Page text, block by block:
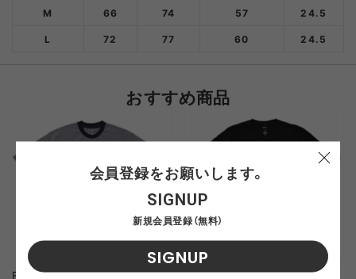
M
66 74 57
24.5
L
72 77 60 24.5
おすすめ商品
Fresh Service MICRO BORDER
Fresh Service CORPORATE
会員登録をお願いします。
SIGNUP
新規会員登録（無料）
SIGNUP